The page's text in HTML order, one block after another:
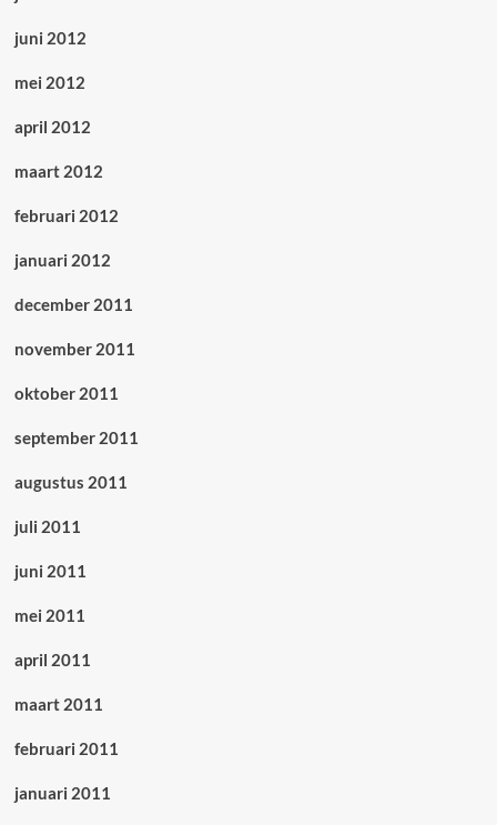
juni 2012
mei 2012
april 2012
maart 2012
februari 2012
januari 2012
december 2011
november 2011
oktober 2011
september 2011
augustus 2011
juli 2011
juni 2011
mei 2011
april 2011
maart 2011
februari 2011
januari 2011